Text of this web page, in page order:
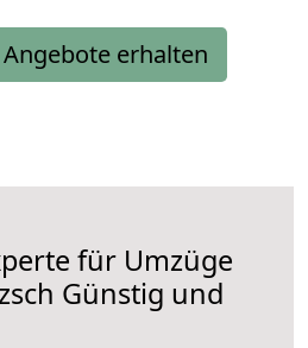
erhalten
für Umzüge
Günstig und